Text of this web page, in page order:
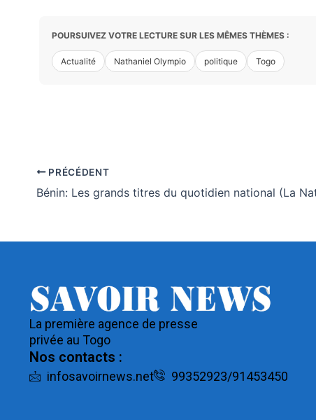
POURSUIVEZ VOTRE LECTURE SUR LES MÊMES THÈMES :
Actualité Nathaniel Olympio politique Togo
PRÉCÉDENT
La première agence de presse
privée au Togo
Nos contacts :
infosavoirnews.net 99352923/91453450